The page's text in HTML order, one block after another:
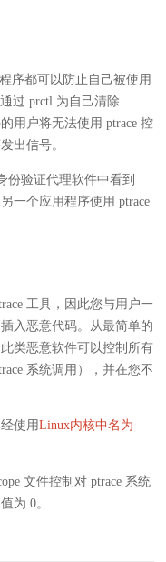
序都可以防止自己被使用
过 prctl 为自己清除
用户将无法使用 ptrace 控
出信号。
份验证代理软件中看到
一个应用程序使用 ptrace
工具，因此您与用户一
入恶意代码。从最简单的
类恶意软件可以控制所有
系统调用），并在您不
使用Linux内核中名为
文件控制对 ptrace 系统
为 0。